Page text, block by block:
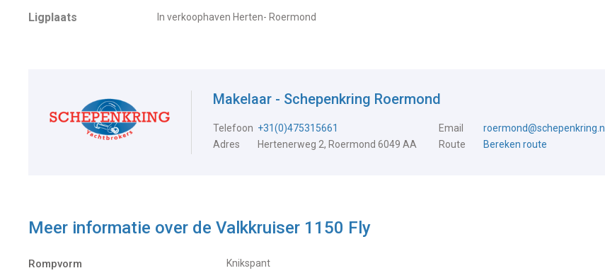
Ligplaats In verkoophaven Herten- Roermond
Makelaar - Schepenkring Roermond
Telefoon +31(0)475315661 Email
roermond@schepenkring.nl
Adres
Hertenerweg 2, Roermond 6049 AA Route Bereken route
Meer informatie over de Valkkruiser 1150 Fly
Rompvorm Knikspant